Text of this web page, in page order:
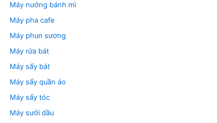
Máy nướng bánh mì
Máy pha cafe
Máy phun sương
Máy rửa bát
Máy sấy bát
Máy sấy quần áo
Máy sấy tóc
Máy sưởi dầu